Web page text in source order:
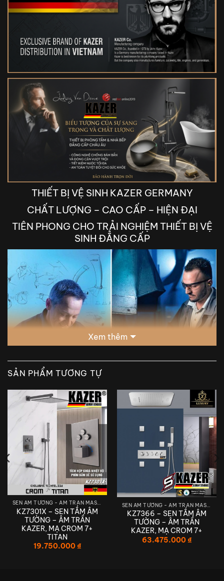
THIẾT BỊ VỆ SINH KAZER GERMANY
CHẤT LƯỢNG – CAO CẤP – HIỆN ĐẠI
TIÊN PHONG CHO TRẢI NGHIỆM THIẾT BỊ VỆ
SINH ĐẲNG CẤP
Xem thêm
SẢN PHẨM TƯƠNG TỰ
SEN ÂM TƯỜNG - ÂM TRẦN MASSAGE
KZ7301X – SEN TẮM ÂM
TƯỜNG – ÂM TRẦN
KAZER, MẠ CROM 7+
TITAN
19.750.000₫
SEN ÂM TƯỜNG - ÂM TRẦN MASSAGE
KZ7366 – SEN TẮM ÂM
TƯỜNG – ÂM TRẦN
KAZER, MẠ CROM 7+
63.475.000₫